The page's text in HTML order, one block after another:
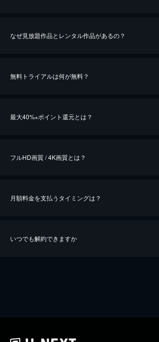
なぜ見放題作品とレンタル作品があるの？
無料トライアルは何が無料？
最大40%※ポイント還元とは？
※40％ポイント還元の対象は、クレジットカード決済による作品
iOSアプリのUコイン決済による作品の購入 / レンタルは、20
フルHD画質 / 4K画質とは？
月額料金を支払うタイミングは？
いつでも解約できますか